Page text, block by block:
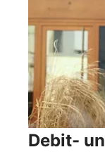
Debit-